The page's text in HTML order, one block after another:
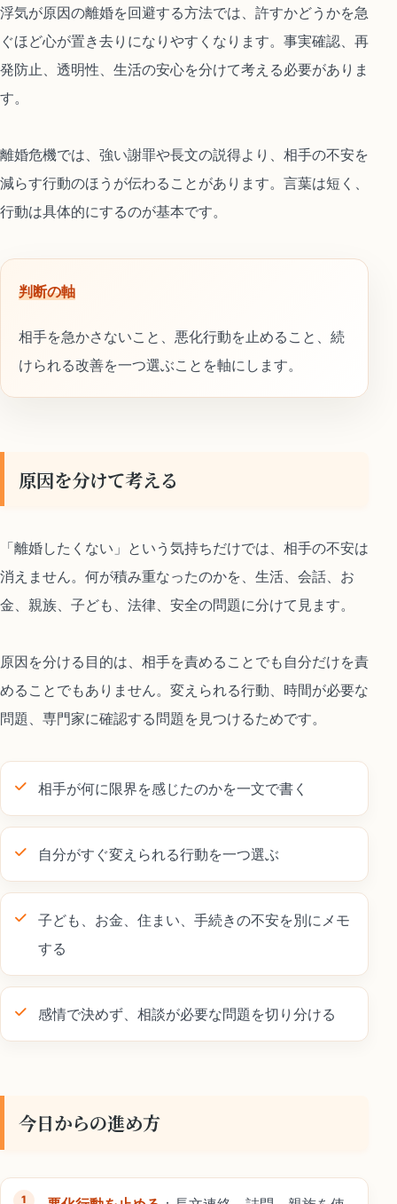
浮気が原因の離婚を回避する方法では、許すかどうかを急
ぐほど心が置き去りになりやすくなります。事実確認、再
発防止、透明性、生活の安心を分けて考える必要がありま
す。
離婚危機では、強い謝罪や長文の説得より、相手の不安を
減らす行動のほうが伝わることがあります。言葉は短く、
行動は具体的にするのが基本です。
判断の軸
相手を急かさないこと、悪化行動を止めること、続
けられる改善を一つ選ぶことを軸にします。
原因を分けて考える
「離婚したくない」という気持ちだけでは、相手の不安は
消えません。何が積み重なったのかを、生活、会話、お
金、親族、子ども、法律、安全の問題に分けて見ます。
原因を分ける目的は、相手を責めることでも自分だけを責
めることでもありません。変えられる行動、時間が必要な
問題、専門家に確認する問題を見つけるためです。
相手が何に限界を感じたのかを一文で書く
自分がすぐ変えられる行動を一つ選ぶ
子ども、お金、住まい、手続きの不安を別にメモ
する
感情で決めず、相談が必要な問題を切り分ける
今日からの進め方